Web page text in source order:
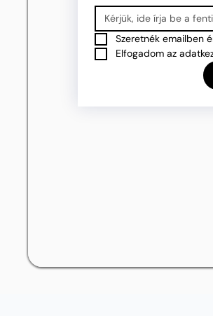
Szeretnék emailben
Elfogadom az